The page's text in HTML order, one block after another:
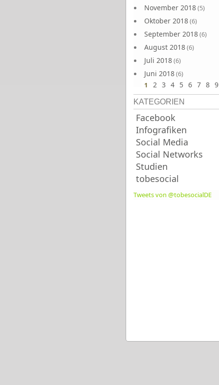
November 2018(5)
Oktober 2018(6)
September 2018(6)
August 2018(6)
Juli 2018(6)
Juni 2018(6)
1 2 3 4 5 6 7 8 9
KATEGORIEN
Facebook
Infografiken
Social Media
Social Networks
Studien
tobesocial
Tweets von @tobesocialDE